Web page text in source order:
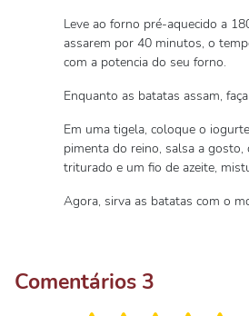
Leve ao forno pré-aquecido a
assarem por 40 minutos, o
com a potencia do seu forno.
Enquanto as batatas assam,
Em uma tigela, coloque o
pimenta do reino, salsa a gosto,
triturado e um fio de azeite,
Agora, sirva as batatas com o
Comentários 3